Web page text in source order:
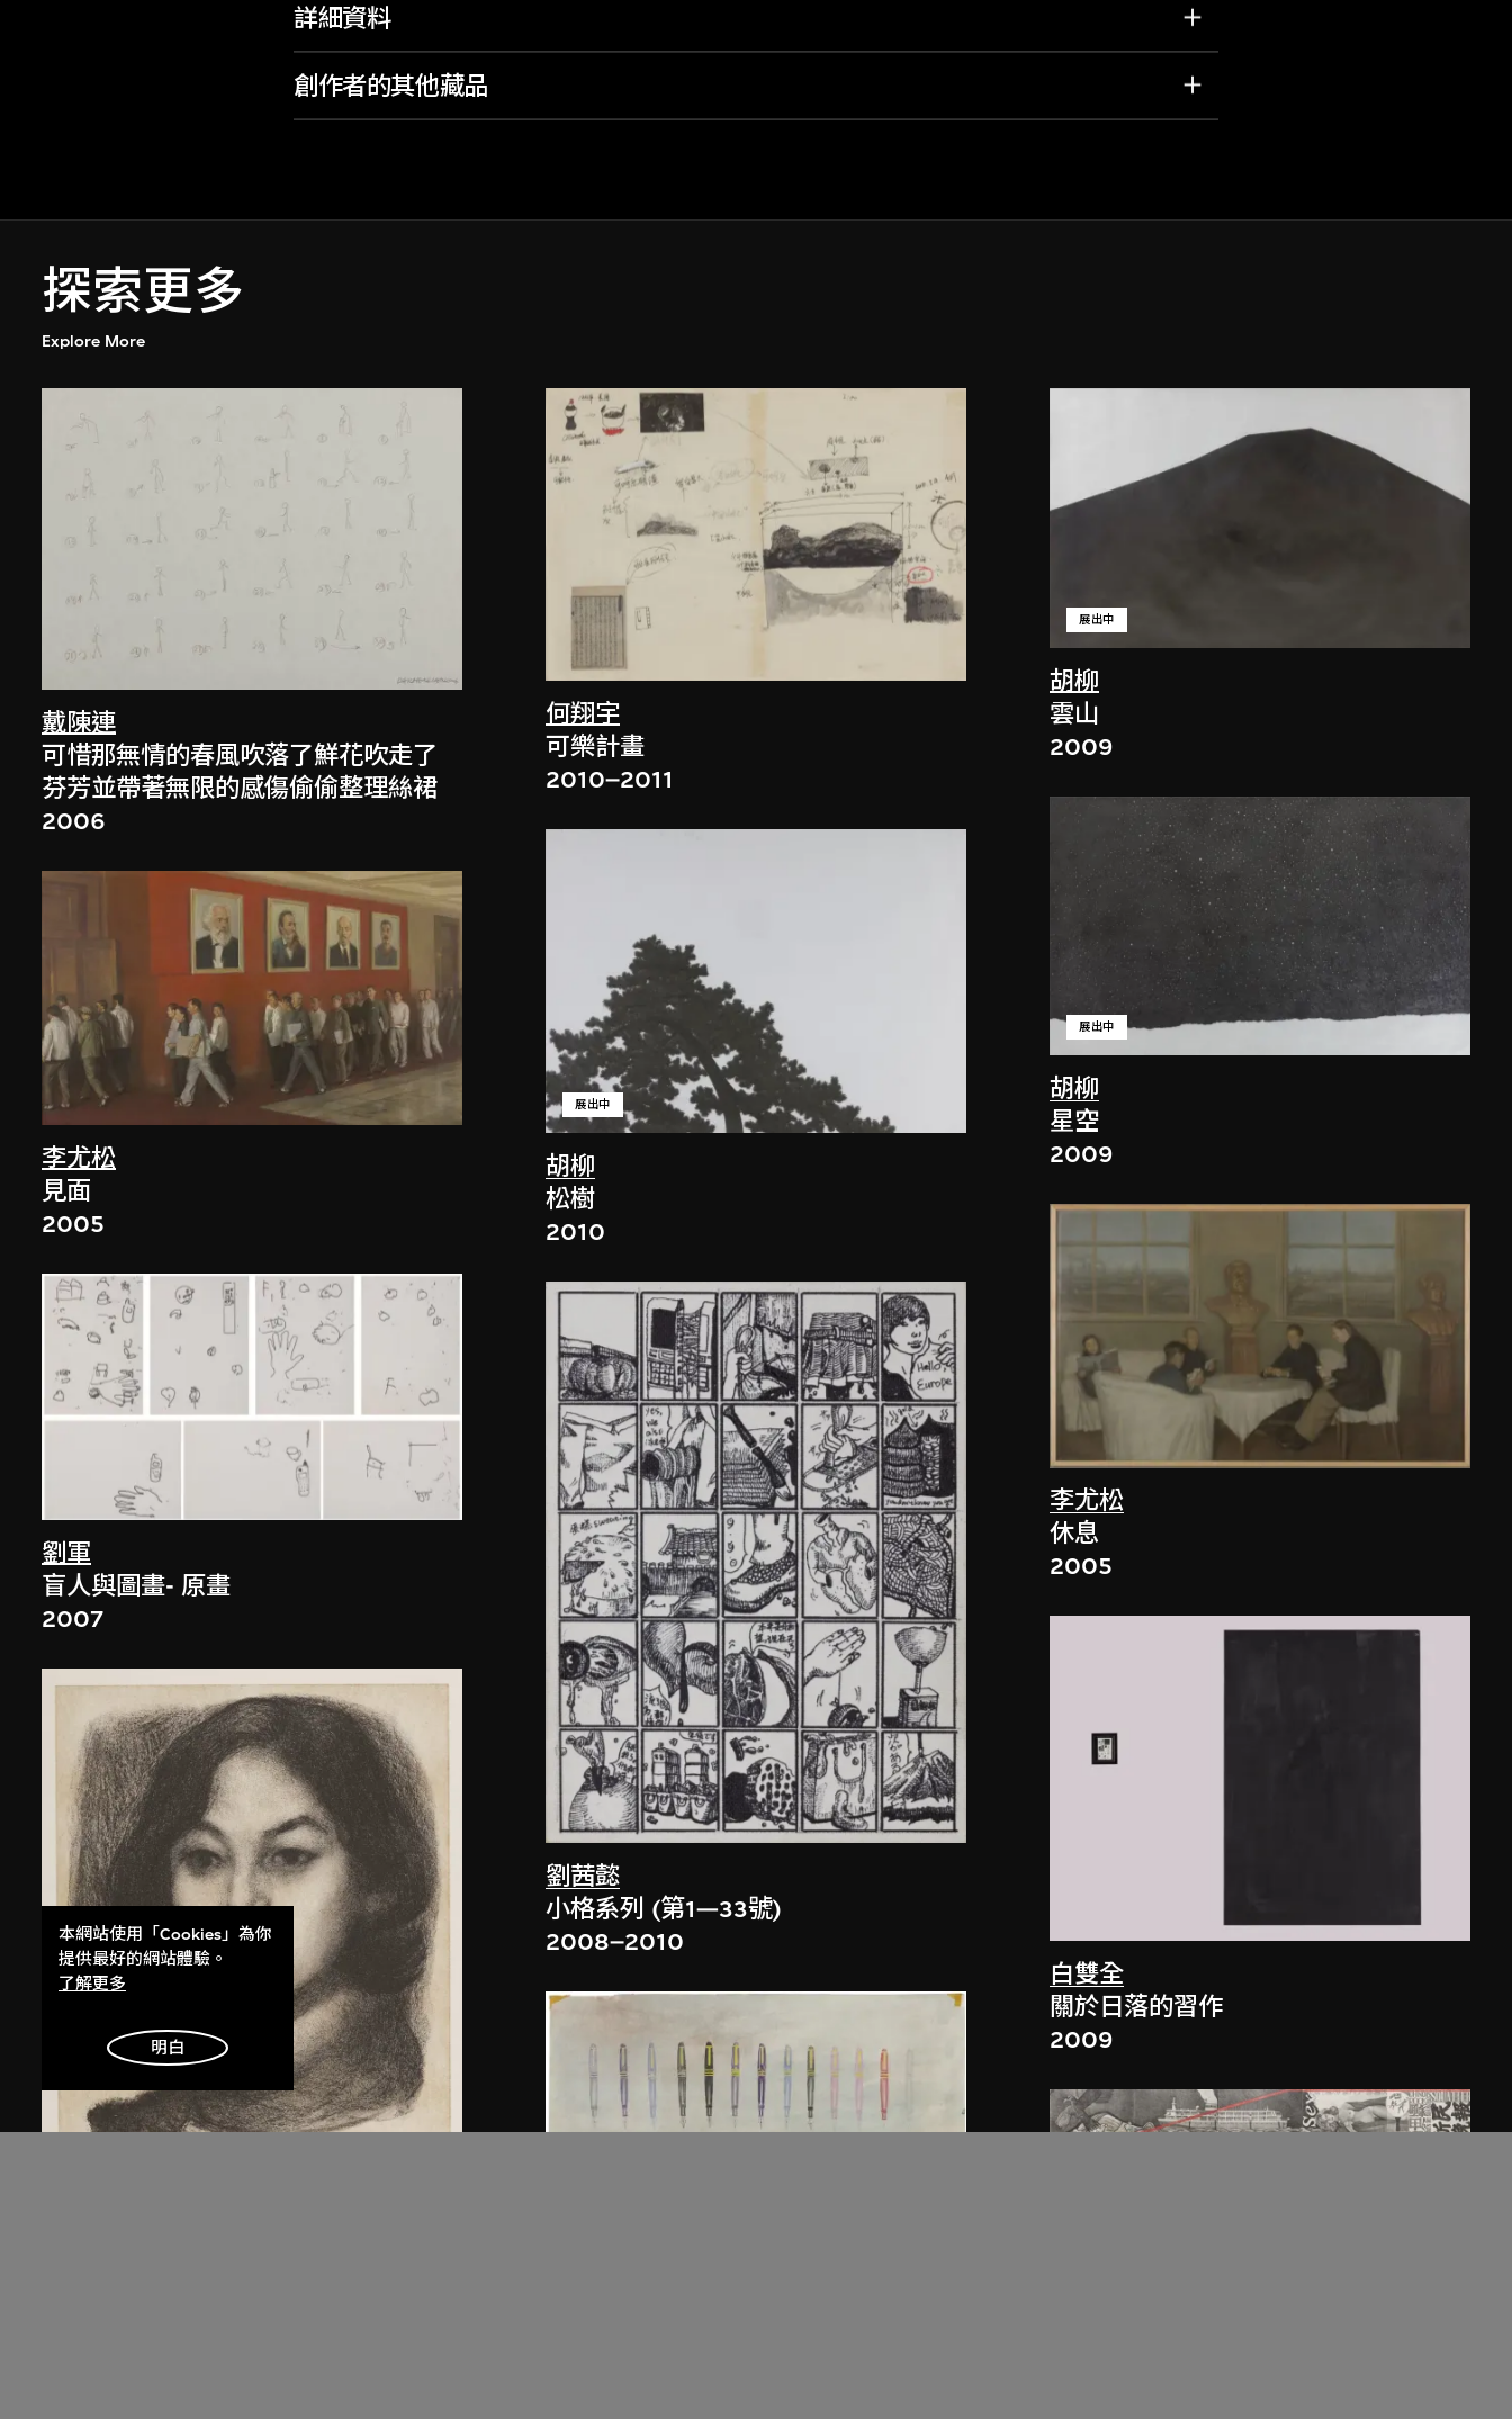
詳細資料
創作者的其他藏品
探索更多
Explore More
戴陳連
可惜那無情的春風吹落了鮮花吹走了
芬芳並帶著無限的感傷偷偷整理絲裙
2006
李尤松
見面
2005
劉軍
盲人與圖畫- 原畫
2007
何翔宇
可樂計畫
2010–2011
胡柳
展出中
松樹
2010
劉茜懿
小格系列 (第1—33號)
2008–2010
胡柳
展出中
雲山
2009
胡柳
展出中
星空
2009
李尤松
休息
2005
白雙全
關於日落的習作
2009
本網站使用「Cookies」為你
提供最好的網站體驗。
了解更多
明白